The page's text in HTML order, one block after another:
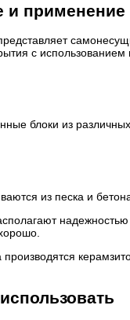
и применение
с
блоки из
из песка и